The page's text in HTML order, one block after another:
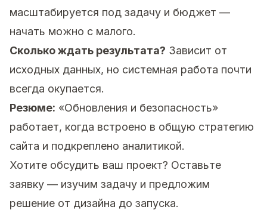
масштабируется под задачу и бюджет —
начать можно с малого.
Сколько ждать результата? Зависит от
исходных данных, но системная работа почти
всегда окупается.
Резюме: «Обновления и безопасность»
работает, когда встроено в общую стратегию
сайта и подкреплено аналитикой.
Хотите обсудить ваш проект? Оставьте
заявку — изучим задачу и предложим
решение от дизайна до запуска.